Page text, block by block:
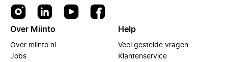
Over Miinto
Over miinto.nl
Jobs
Help
Veel gestelde vragen
Klantenservice